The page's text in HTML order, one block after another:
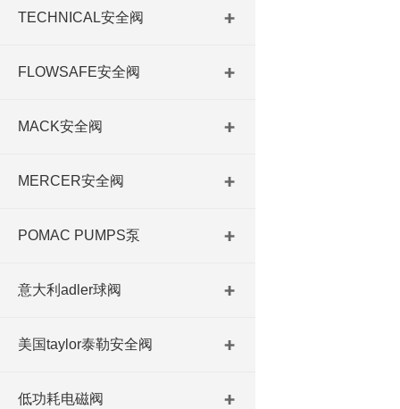
TECHNICAL安全阀
FLOWSAFE安全阀
MACK安全阀
MERCER安全阀
POMAC PUMPS泵
意大利adler球阀
美国taylor泰勒安全阀
低功耗电磁阀